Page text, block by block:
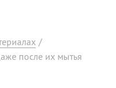
/
после их мытья